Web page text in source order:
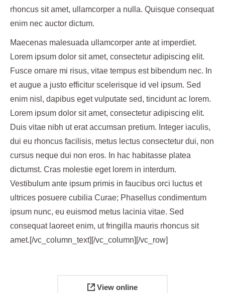
rhoncus sit amet, ullamcorper a nulla. Quisque consequat
enim nec auctor dictum.
Maecenas malesuada ullamcorper ante at imperdiet.
Lorem ipsum dolor sit amet, consectetur adipiscing elit.
Fusce ornare mi risus, vitae tempus est bibendum nec. In
et augue a justo efficitur scelerisque id vel ipsum. Sed
enim nisl, dapibus eget vulputate sed, tincidunt ac lorem.
Lorem ipsum dolor sit amet, consectetur adipiscing elit.
Duis vitae nibh ut erat accumsan pretium. Integer iaculis,
dui eu rhoncus facilisis, metus lectus consectetur dui, non
cursus neque dui non eros. In hac habitasse platea
dictumst. Cras molestie eget lorem in interdum.
Vestibulum ante ipsum primis in faucibus orci luctus et
ultrices posuere cubilia Curae; Phasellus condimentum
ipsum nunc, eu euismod metus lacinia vitae. Sed
consequat laoreet enim, ut fringilla mauris rhoncus sit
amet.[/vc_column_text][/vc_column][/vc_row]
View online